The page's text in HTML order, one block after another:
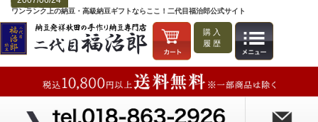
ワンランク上の納豆・高級納豆ギフトならここ！二代目福治郎公式サイト
購入
履歴